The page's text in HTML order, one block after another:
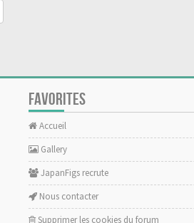
FAVORITES
Accueil
Gallery
JapanFigs recrute
Nous contacter
Supprimer les cookies du forum